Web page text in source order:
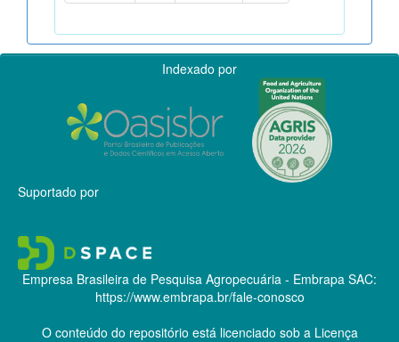
Indexado por
Suportado por
Empresa Brasileira de Pesquisa Agropecuária - Embrapa SAC:
https://www.embrapa.br/fale-conosco
O conteúdo do repositório está licenciado sob a Licença